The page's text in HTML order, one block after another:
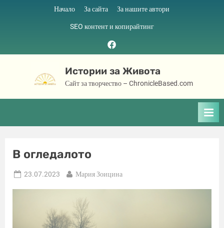
Начало За сайта За нашите автори
SEO контент и копирайтинг
Facebook
page
Истории за Живота
Сайт за творчество – ChronicleBased.com
В огледалото
Posted
23.07.2023 By
Мария Зоицина